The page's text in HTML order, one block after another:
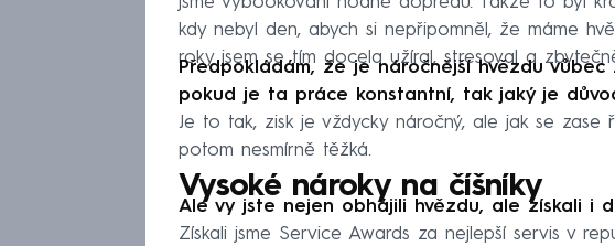
kdy nebyl den, abych si nepřipomněl, že máme
roky jsem se tím docela užíral, stresoval a
Předpokládám, že je náročnější hvězdu
pokud je ta práce konstantní, tak jaký je
Je to tak, zisk je vždycky náročný, ale jak se
potom nesmírně těžká.
Vysoké nároky na číšníky
Ale vy jste nejen obhájili hvězdu, ale získali i
Získali jsme Service Awards za nejlepší servis v